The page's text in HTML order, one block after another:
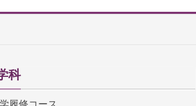
科
履修コース